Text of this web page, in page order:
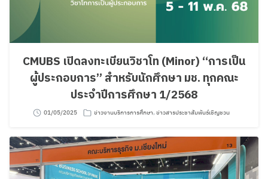
CMUBS เปิดลงทะเบียนวิชาโท (Minor) “การเป็น
ผู้ประกอบการ” สำหรับนักศึกษา มช. ทุกคณะ
ประจำปีการศึกษา 1/2568
01/05/2025 ข่าวงานบริการการศึกษา, ข่าวสารประชาสัมพันธ์เชิญชวน